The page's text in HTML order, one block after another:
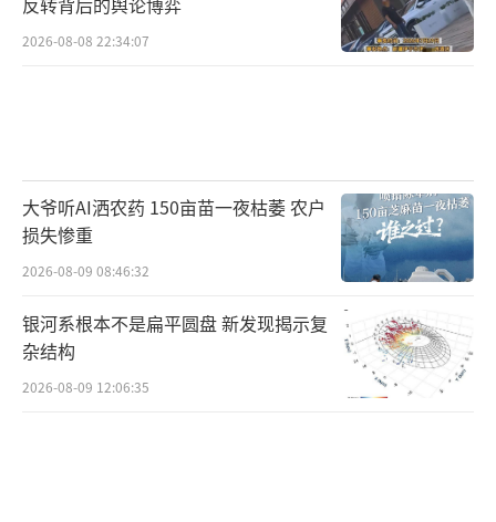
2026-08-08 22:34:07
大爷听AI洒农药 150亩苗一夜枯萎 农户
损失惨重
2026-08-09 08:46:32
银河系根本不是扁平圆盘 新发现揭示复
杂结构
2026-08-09 12:06:35